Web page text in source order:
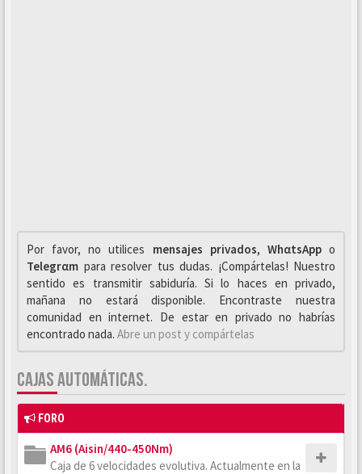
Por favor, no utilices mensajes privados, WhαtsAppo
Telegrαm para resolver tus dudas. ¡Compártelas! Nuestro
sentido es transmitir sabiduría. Si lo haces en privado,
mañana no estará disponible. Encontraste nuestra
comunidad en internet. De estar en privado no habrías
encontrado nada. Abre un post y compártelas
CAJAS AUTOMÁTICAS.
FORO
AM6 (Aisin/440-450Nm)
Caja de 6 velocidades evolutiva. Actualmente en la